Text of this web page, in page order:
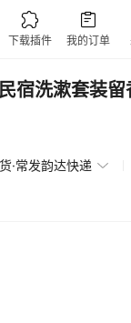
宿洗漱套装
·常发韵达快递